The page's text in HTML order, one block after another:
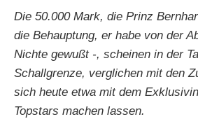
Die 50.000 Mark, die Prinz
die Behauptung, er habe von der
Nichte gewußt -, scheinen in der
Schallgrenze, verglichen mit den
sich heute etwa mit dem
Topstars machen lassen.